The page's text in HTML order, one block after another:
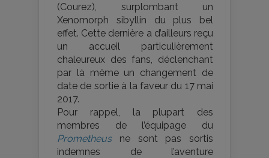
(Courez), surplombant un
Xenomorph sibyllin du plus bel
effet. Cette dernière a d’ailleurs reçu
un accueil particulièrement
chaleureux des fans, déclenchant
par là même un changement de
date de sortie à la faveur du 17 mai
2017.
Pour rappel, la plupart des
membres de l’équipage du
Prometheusne sont pas sortis
indemnes de l’aventure